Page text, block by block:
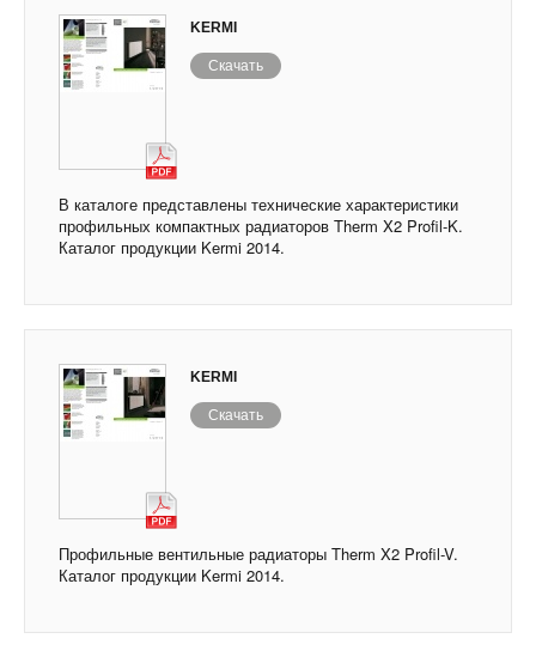
KERMI
Скачать
В каталоге представлены технические характеристики
профильных компактных радиаторов Therm X2 Profil-K.
Каталог продукции Kermi 2014.
KERMI
Скачать
Профильные вентильные радиаторы Therm X2 Profil-V.
Каталог продукции Kermi 2014.